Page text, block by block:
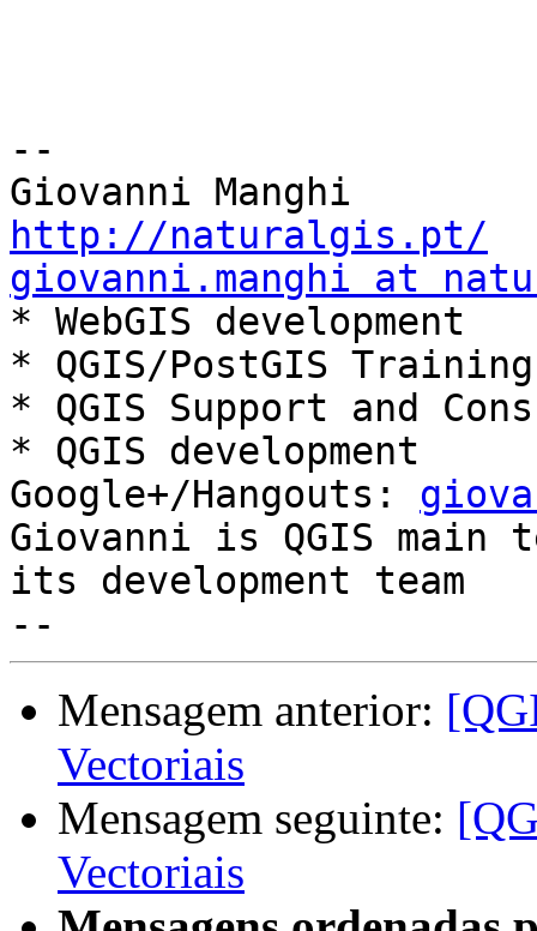
--
http://naturalgis.pt/
giovanni.manghi at
* WebGIS development
* QGIS/PostGIS Training
* QGIS Support and
* QGIS development
Google+/Hangouts:
Giovanni is QGIS main
its development team
Mensagem anterior:
Vectoriais
Mensagem seguinte:
Vectoriais